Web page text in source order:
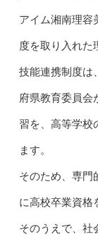
アイム湘南理容
度を取り入れた
技能連携制度は
府県教育委員会
習を、高等学校
ます。
そのため、専門
に高校卒業資格
そのうえで、社